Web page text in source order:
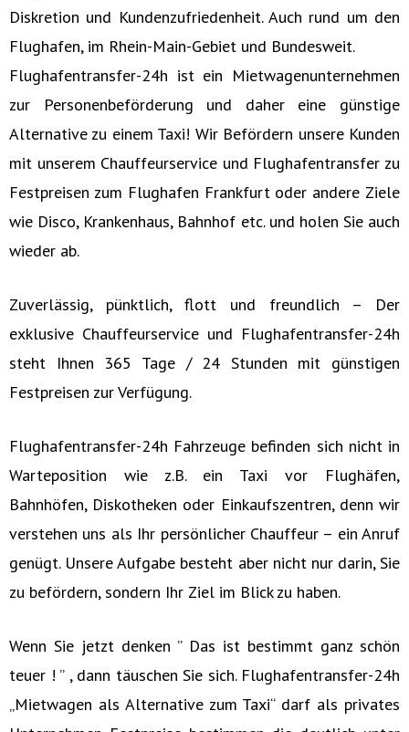
Diskretion und Kundenzufriedenheit. Auch rund um den
Flughafen, im Rhein-Main-Gebiet und Bundesweit.
Flughafentransfer-24h ist ein Mietwagenunternehmen
zur Personenbeförderung und daher eine günstige
Alternative zu einem Taxi! Wir Befördern unsere Kunden
mit unserem Chauffeurservice und Flughafentransfer zu
Festpreisen zum Flughafen Frankfurt oder andere Ziele
wie Disco, Krankenhaus, Bahnhof etc. und holen Sie auch
wieder ab.
Zuverlässig, pünktlich, flott und freundlich – Der
exklusive Chauffeurservice und Flughafentransfer-24h
steht Ihnen 365 Tage / 24 Stunden mit günstigen
Festpreisen zur Verfügung.
Flughafentransfer-24h Fahrzeuge befinden sich nicht in
Warteposition wie z.B. ein Taxi vor Flughäfen,
Bahnhöfen, Diskotheken oder Einkaufszentren, denn wir
verstehen uns als Ihr persönlicher Chauffeur – ein Anruf
genügt. Unsere Aufgabe besteht aber nicht nur darin, Sie
zu befördern, sondern Ihr Ziel im Blick zu haben.
Wenn Sie jetzt denken ” Das ist bestimmt ganz schön
teuer ! ” , dann täuschen Sie sich. Flughafentransfer-24h
„Mietwagen als Alternative zum Taxi“ darf als privates